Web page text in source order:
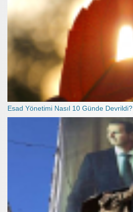
Esad Yönetimi Nasıl 10 Günde Devrildi?